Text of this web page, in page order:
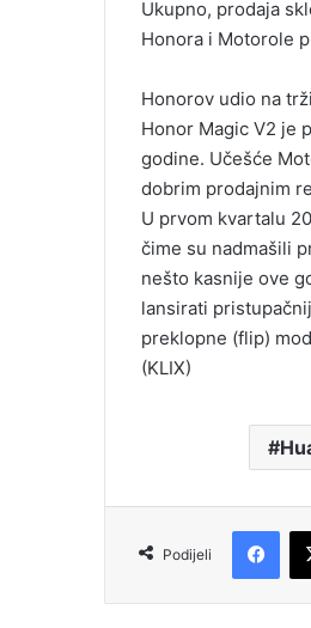
Ukupno, prodaja
Honora i Motorole
Honorov udio na
Honor Magic V2 je
godine. Učešće
dobrim prodajnim
U prvom kvartalu
čime su nadmašili
nešto kasnije ove
lansirati
preklopne (flip)
(KLIX)
Podijeli